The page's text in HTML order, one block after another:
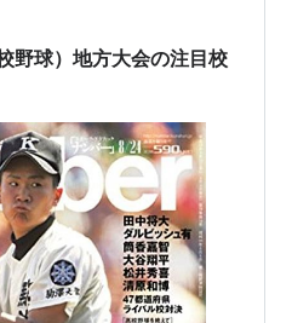
長尾選手「大応援団の前で
思った。応援が力と…
野球）地方大会の注目校